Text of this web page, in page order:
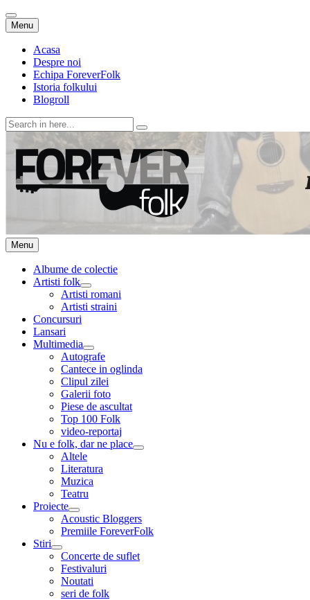
Menu Skip
to
content
Acasa
Despre noi
Echipa ForeverFolk
Istoria folkului
Blogroll
Search
for:
ForeverFolk
Muzica sufletului tau
Menu Skip
to
content
Albume de colectie
Artisti folk
expand
child
menu
Artisti romani
Artisti straini
Concursuri
Lansari
Multimedia
expand
child
menu
Autografe
Cantece in oglinda
Clipul zilei
Galerii foto
Piese de ascultat
Top 100 Folk
video-reportaj
Nu e folk, dar ne place
expand
Altele
Literatura
Muzica
Teatru
Proiecte
expand
child
menu
Acoustic Bloggers
Premiile ForeverFolk
Stiri
expand
child
menu
Concerte de suflet
Festivaluri
Noutati
seri de folk